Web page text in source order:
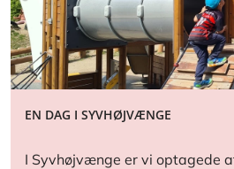
EN DAG I SYVHØJVÆNGE
I Syvhøjvænge er vi optagede